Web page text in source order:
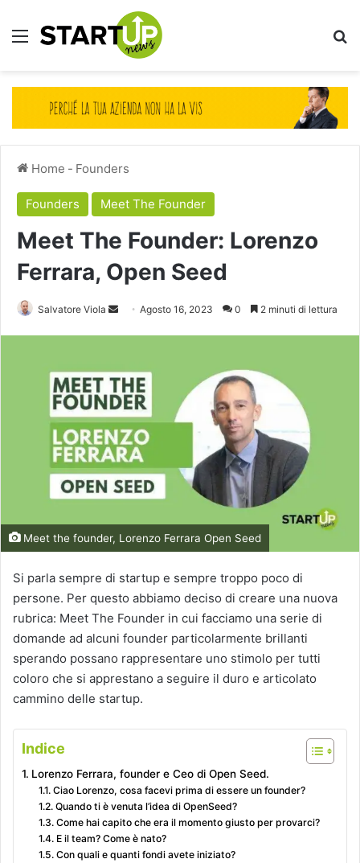
Menu
Home - Founders
Founders Meet The Founder
Meet The Founder: Lorenzo
Ferrara, Open Seed
Salvatore Viola
Invia Agosto 16, 2023 0 2 minuti di lettura
Meet the founder, Lorenzo Ferrara Open Seed
Si parla sempre di startup e sempre troppo poco di
persone. Per questo abbiamo deciso di creare una nuova
rubrica: Meet The Founder in cui facciamo una serie di
domande ad alcuni founder particolarmente brillanti
sperando possano rappresentare uno stimolo per tutti
coloro che si apprestano a seguire il duro e articolato
cammino delle startup.
Indice
Lorenzo Ferrara, founder e Ceo di Open Seed.
Ciao Lorenzo, cosa facevi prima di essere un founder?
Quando ti è venuta l’idea di OpenSeed?
Come hai capito che era il momento giusto per provarci?
E il team? Come è nato?
Con quali e quanti fondi avete iniziato?